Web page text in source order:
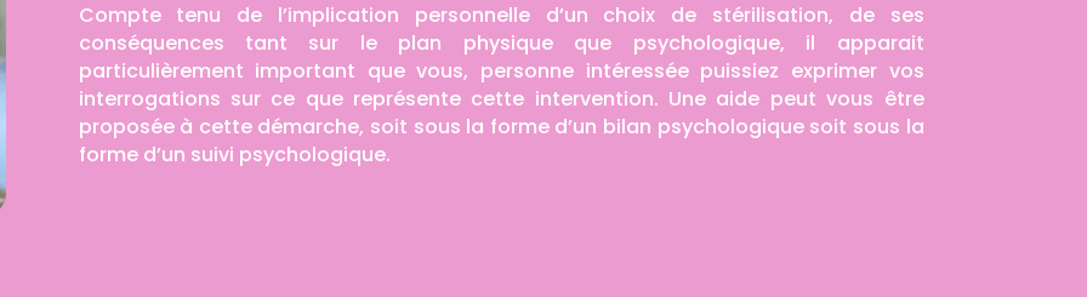
Compte tenu de l’implication personnelle d’un choix de stérilisation, de ses
conséquences tant sur le plan physique que psychologique, il apparait
particulièrement important que vous, personne intéressée puissiez exprimer vos
interrogations sur ce que représente cette intervention. Une aide peut vous être
proposée à cette démarche, soit sous la forme d’un bilan psychologique soit sous la
forme d’un suivi psychologique.